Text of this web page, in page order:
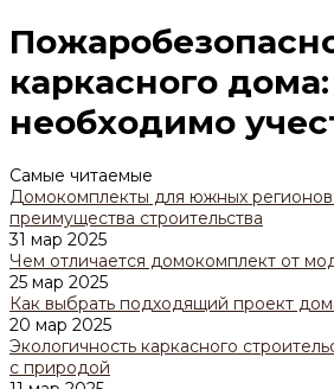
каркасного
необходимо
Самые читаемые
Домокомплекты для южных
преимущества строительства
31 мар 2025
Чем отличается домокомплект от
25 мар 2025
Как выбрать подходящий проект
20 мар 2025
Экологичность каркасного
с природой